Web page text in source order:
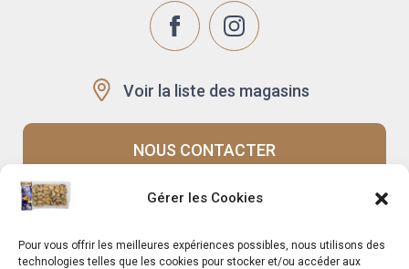
Gérer les Cookies
Pour vous offrir les meilleures expériences possibles, nous utilisons des
technologies telles que les cookies pour stocker et/ou accéder aux
Voir la liste des magasins
NOUS CONTACTER
Rappels produits
Le Mag